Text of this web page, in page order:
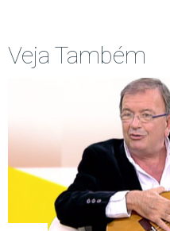
Veja Também